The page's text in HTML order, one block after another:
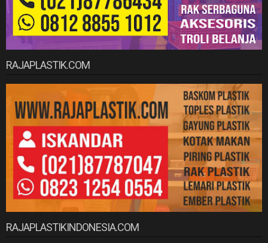
RAJAPLASTIK.COM
RAJAPLASTIKINDONESIA.COM